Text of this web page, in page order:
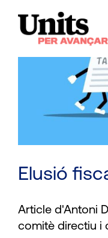
content
Elusió
Article d'Antoni
comitè directiu i